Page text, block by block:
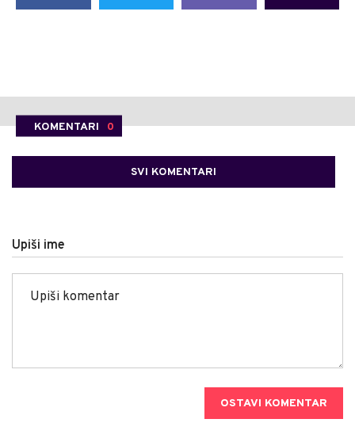
KOMENTARI 0
SVI KOMENTARI
Upiši ime
OSTAVI KOMENTAR